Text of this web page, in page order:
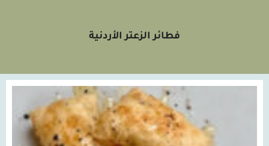
فطائر الزعتر الأردنية